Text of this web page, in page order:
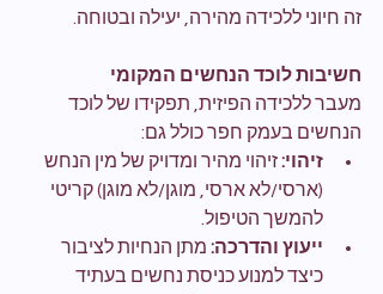
זה חיוני ללכידה מהירה, יעילה ובטוחה.
חשיבות לוכד הנחשים המקומי
מעבר ללכידה הפיזית, תפקידו של לוכד
הנחשים בעמק חפר כולל גם:
זיהוי: זיהוי מהיר ומדויק של מין הנחש
(ארסי/לא ארסי, מוגן/לא מוגן) קריטי
להמשך הטיפול.
ייעוץ והדרכה: מתן הנחיות לציבור
כיצד למנוע כניסת נחשים בעתיד